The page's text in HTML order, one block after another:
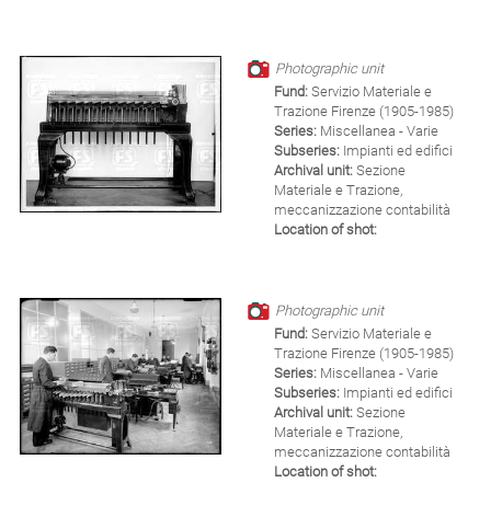
Photographic unit
Fund: Servizio Materiale e
Trazione Firenze (1905-1985)
Series: Miscellanea - Varie
Subseries: Impianti ed edifici
Archival unit: Sezione
Materiale e Trazione,
meccanizzazione contabilità
Location of shot:
Photographic unit
Fund: Servizio Materiale e
Trazione Firenze (1905-1985)
Series: Miscellanea - Varie
Subseries: Impianti ed edifici
Archival unit: Sezione
Materiale e Trazione,
meccanizzazione contabilità
Location of shot: